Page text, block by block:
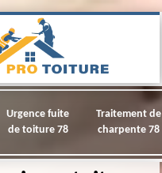
Urgence fuite
de toiture 78
Traitement de
charpente 78